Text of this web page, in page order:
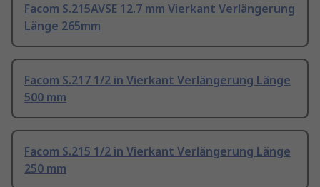
Facom S.215AVSE 12.7 mm Vierkant Verlängerung
Länge 265mm
Facom S.217 1/2 in Vierkant Verlängerung Länge
500 mm
Facom S.215 1/2 in Vierkant Verlängerung Länge
250 mm